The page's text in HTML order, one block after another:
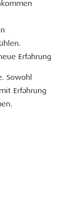
Erfahrung
Sowohl
Erfahrung